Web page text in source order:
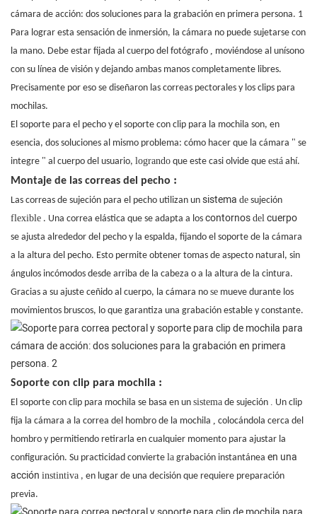
Para lograr esta sensación de inmersión, la cámara no puede sujetarse con
la mano. Debe estar fijada al cuerpo del fotógrafo , moviéndose al unísono
con su línea de visión y dejando ambas manos completamente libres.
Precisamente por eso se diseñaron las correas pectorales y los clips para
mochilas.
El soporte para el pecho y el soporte con clip para la mochila son, en
esencia, dos soluciones al mismo problema: cómo hacer que la cámara " se
integre " al cuerpo del usuario, logrando que este casi olvide que está ahí.
Montaje de las correas del pecho :
Las correas de sujeción para el pecho utilizan un sistema de sujeción
flexible . Una correa elástica que se adapta a los contornos del cuerpo
se ajusta alrededor del pecho y la espalda, fijando el soporte de la cámara
a la altura del pecho. Esto permite obtener tomas de aspecto natural, sin
ángulos incómodos desde arriba de la cabeza o a la altura de la cintura.
Gracias a su ajuste ceñido al cuerpo, la cámara no se mueve durante los
movimientos bruscos, lo que garantiza una grabación estable y constante.
Soporte con clip para mochila :
El soporte con clip para mochila se basa en un sistema de sujeción . Un clip
fija la cámara a la correa del hombro de la mochila , colocándola cerca del
hombro y permitiendo retirarla en cualquier momento para ajustar la
configuración. Su practicidad convierte la grabación instantánea en una
acción instintiva , en lugar de una decisión que requiere preparación
previa.